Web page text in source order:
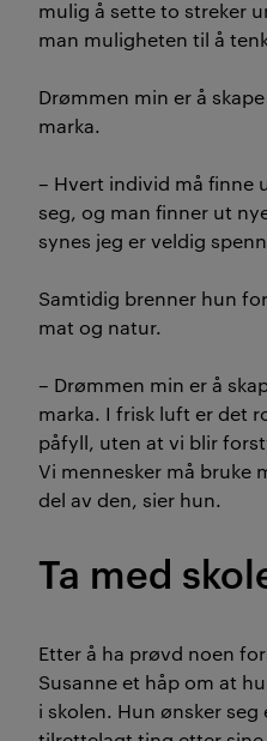
mulig å sette to streker
man muligheten til å
Drømmen min er å
marka.
– Hvert individ må finne
seg, og man finner ut
synes jeg er veldig
Samtidig brenner hun
mat og natur.
– Drømmen min er å
marka. I frisk luft er det
påfyll, uten at vi blir
Vi mennesker må bruke
del av den, sier hun.
Ta med
Etter å ha prøvd noen
Susanne et håp om at
i skolen. Hun ønsker